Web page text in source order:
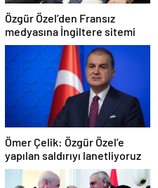
Özgür Özel’den Fransız
medyasına İngiltere sitemi
Ömer Çelik: Özgür Özel’e
yapılan saldırıyı lanetliyoruz